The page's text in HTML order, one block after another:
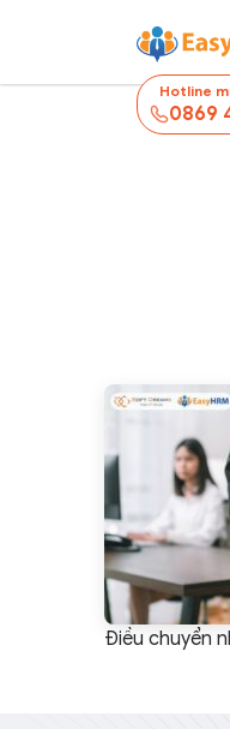
Hotline
0869
Điều chuyển